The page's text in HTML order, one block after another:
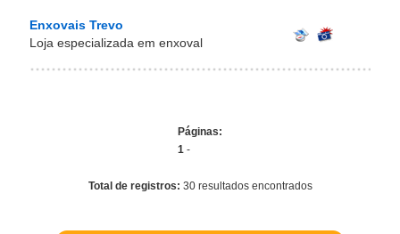
Enxovais Trevo
Loja especializada em enxoval
Páginas:
1 -
Total de registros: 30 resultados encontrados